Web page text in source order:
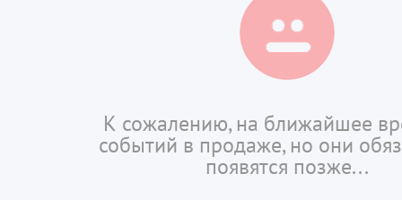
К сожалению, на ближайшее
событий в продаже, но они
появятся позже...